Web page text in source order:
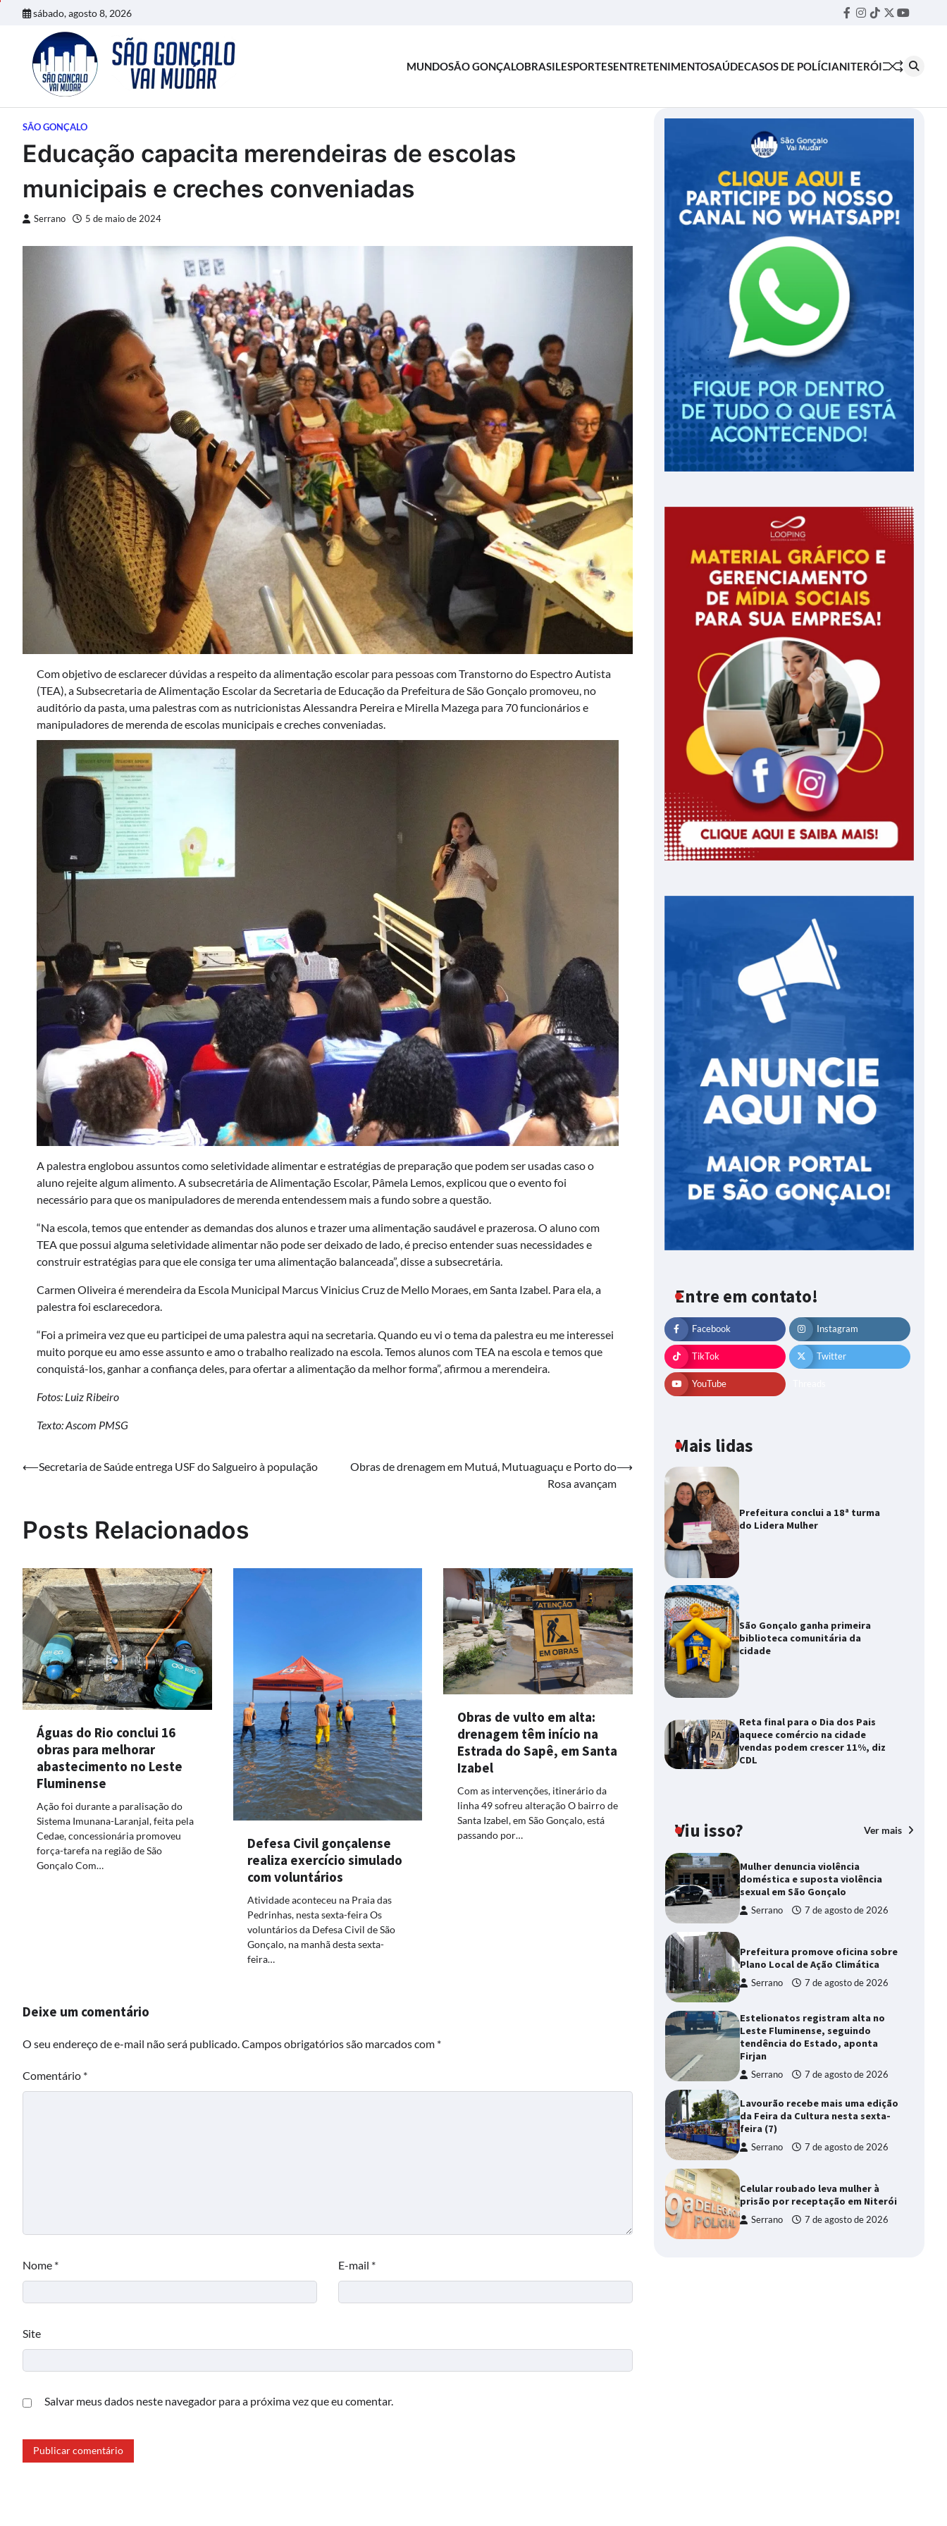
sábado, agosto 8, 2026 Facebook
Instagram
TikTok
TwitterYouTube
MUNDOSÃO GONÇALOBRASILESPORTESENTRETENIMENTOSAÚDECASOS DE POLÍCIANITERÓI
SÃO GONÇALO
Educação capacita merendeiras de escolas
municipais e creches conveniadas
Serrano 5 de maio de 2024
Com objetivo de esclarecer dúvidas a respeito da alimentação escolar para pessoas com Transtorno do Espectro Autista
(TEA), a Subsecretaria de Alimentação Escolar da Secretaria de Educação da Prefeitura de São Gonçalo promoveu, no
auditório da pasta, uma palestras com as nutricionistas Alessandra Pereira e Mirella Mazega para 70 funcionários e
manipuladores de merenda de escolas municipais e creches conveniadas.
A palestra englobou assuntos como seletividade alimentar e estratégias de preparação que podem ser usadas caso o
aluno rejeite algum alimento. A subsecretária de Alimentação Escolar, Pâmela Lemos, explicou que o evento foi
necessário para que os manipuladores de merenda entendessem mais a fundo sobre a questão.
“Na escola, temos que entender as demandas dos alunos e trazer uma alimentação saudável e prazerosa. O aluno com
TEA que possui alguma seletividade alimentar não pode ser deixado de lado, é preciso entender suas necessidades e
construir estratégias para que ele consiga ter uma alimentação balanceada”, disse a subsecretária.
Carmen Oliveira é merendeira da Escola Municipal Marcus Vinicius Cruz de Mello Moraes, em Santa Izabel. Para ela, a
palestra foi esclarecedora.
“Foi a primeira vez que eu participei de uma palestra aqui na secretaria. Quando eu vi o tema da palestra eu me interessei
muito porque eu amo esse assunto e amo o trabalho realizado na escola. Temos alunos com TEA na escola e temos que
conquistá-los, ganhar a confiança deles, para ofertar a alimentação da melhor forma”, afirmou a merendeira.
Fotos: Luiz Ribeiro
Texto: Ascom PMSG
Navegação
⟵Secretaria de Saúde entrega USF do Salgueiro à população
Obras de drenagem em Mutuá, Mutuaguaçu e Porto do
Rosa avançam
⟶
Posts Relacionados
Águas do Rio conclui 16
obras para melhorar
abastecimento no Leste
Fluminense
Ação foi durante a paralisação do
Sistema Imunana-Laranjal, feita pela
Cedae, concessionária promoveu
força-tarefa na região de São
Gonçalo Com…
Defesa Civil gonçalense
realiza exercício simulado
com voluntários
Atividade aconteceu na Praia das
Pedrinhas, nesta sexta-feira Os
voluntários da Defesa Civil de São
Gonçalo, na manhã desta sexta-
feira…
Obras de vulto em alta:
drenagem têm início na
Estrada do Sapê, em Santa
Izabel
Com as intervenções, itinerário da
linha 49 sofreu alteração O bairro de
Santa Izabel, em São Gonçalo, está
passando por…
Deixe um comentário
O seu endereço de e-mail não será publicado.Campos obrigatórios são marcados com *
Comentário *
Nome * E-mail *
Site
Salvar meus dados neste navegador para a próxima vez que eu comentar.
Entre em contato!
Facebook Instagram
TikTok Twitter
YouTube
Mais lidas
Prefeitura conclui a 18ª turma
do Lidera Mulher
São Gonçalo ganha primeira
biblioteca comunitária da
cidade
Reta final para o Dia dos Pais
aquece comércio na cidade
vendas podem crescer 11%, diz
CDL
Viu isso? Ver mais
Mulher denuncia violência
doméstica e suposta violência
sexual em São Gonçalo
Serrano 7 de agosto de 2026
Prefeitura promove oficina sobre
Plano Local de Ação Climática
Serrano 7 de agosto de 2026
Estelionatos registram alta no
Leste Fluminense, seguindo
tendência do Estado, aponta
Firjan
Serrano 7 de agosto de 2026
Lavourão recebe mais uma edição
da Feira da Cultura nesta sexta-
feira (7)
Serrano 7 de agosto de 2026
Celular roubado leva mulher à
prisão por receptação em Niterói
Serrano 7 de agosto de 2026